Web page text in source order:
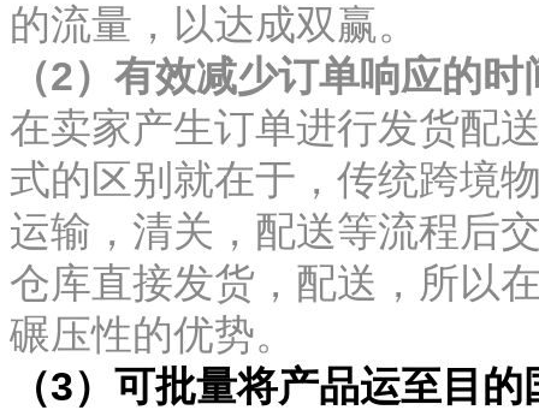
的流量，以达成双赢。
（2）有效减少订单响应的
在卖家产生订单进行发货配
式的区别就在于，传统跨境
运输，清关，配送等流程后
仓库直接发货，配送，所以
碾压性的优势。
（3）可批量将产品运至目